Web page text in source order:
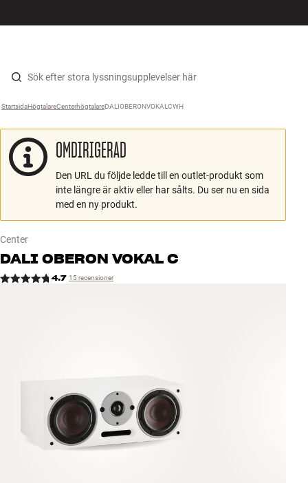
Hopp til innhold
Högtalare
Hörlurar
Surround
TV
System
Kablar
MÄRKEN
NYHETER
Startsida ›
Högtalare ›
Centerhögtalare ›
DALIOBERONVOKALCWH
OMDIRIGERAD
Den URL du följde ledde till en outlet-produkt som
inte längre är aktiv eller har sålts. Du ser nu en sida
med en ny produkt.
Center
DALIOBERON VOKAL C
4.7 15 recensioner